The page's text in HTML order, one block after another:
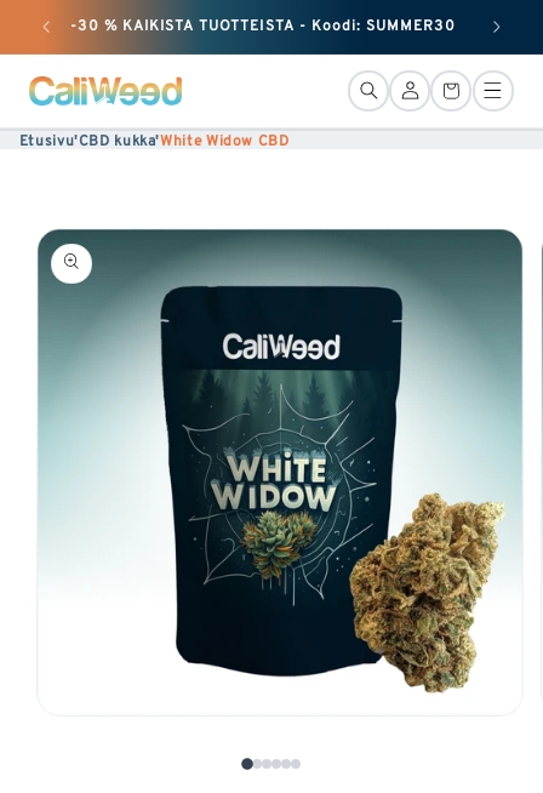
Jätä
huomiotta
ja
siirry
sisältöön
-30 % KAIKISTA TUOTTEISTA - Koodi: SUMMER30 + 50
YhteysKori
Etusivu'CBD kukka'White Widow CBD
Siirry
tuotetietoihin